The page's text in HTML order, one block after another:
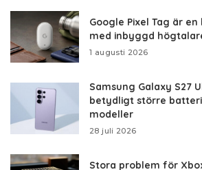
Google Pixel Tag är
med inbyggd
1 augusti 2026
Samsung Galaxy S27
betydligt större
modeller
28 juli 2026
Stora problem för